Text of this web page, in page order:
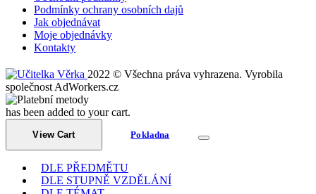
Podmínky ochrany osobních dajů
Jak objednávat
Moje objednávky
Kontakty
2022 © Všechna práva vyhrazena. Vyrobila
společnost AdWorkers.cz
has been added to your cart.
View Cart Pokladna
DLE PŘEDMĚTU
DLE STUPNĚ VZDĚLÁNÍ